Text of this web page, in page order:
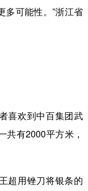
多可能性。”浙江省
欢到中百集团武
共有2000平方米，
用锉刀将银条的